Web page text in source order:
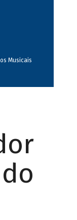
Musicais